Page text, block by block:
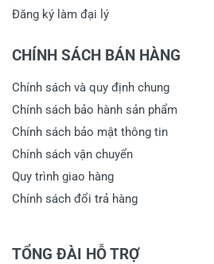
Đăng ký làm đại lý
CHÍNH SÁCH BÁN HÀNG
Chính sách và quy định chung
Chính sách bảo hành sản phẩm
Chính sách bảo mật thông tin
Chính sách vận chuyển
Quy trình giao hàng
Chính sách đổi trả hàng
TỔNG ĐÀI HỖ TRỢ